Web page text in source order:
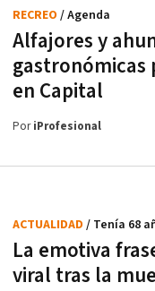
Alfajores y
gastronómicas
en Capital
RECREO / Agenda
PoriProfesional
La emotiva
viral tras la
ACTUALIDAD / Tenía 68